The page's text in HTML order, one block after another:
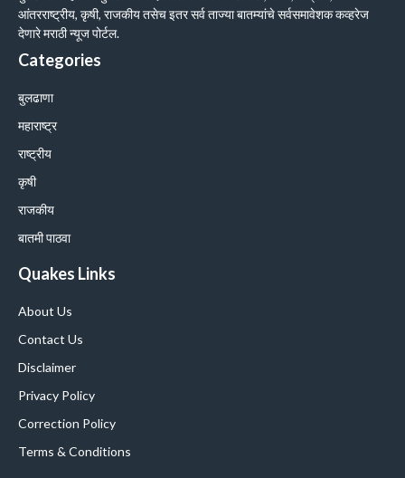
आंतरराष्ट्रीय, कृषी, राजकीय तसेच इतर सर्व ताज्या बातम्यांचे सर्वसमावेशक कव्हरेज
देणारे मराठी न्यूज पोर्टल.
Categories
बुलढाणा
महाराष्ट्र
राष्ट्रीय
कृषी
राजकीय
बातमी पाठवा
Quakes Links
About Us
Contact Us
Disclaimer
Privacy Policy
Correction Policy
Terms & Conditions